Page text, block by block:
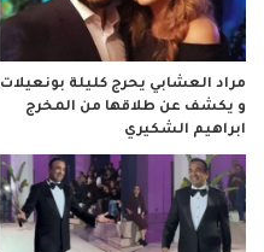
مراد العشابي يحرج كليلة بونعيلات
و يكشف عن طلاقها من المخرج
ابراهيم الشكيري